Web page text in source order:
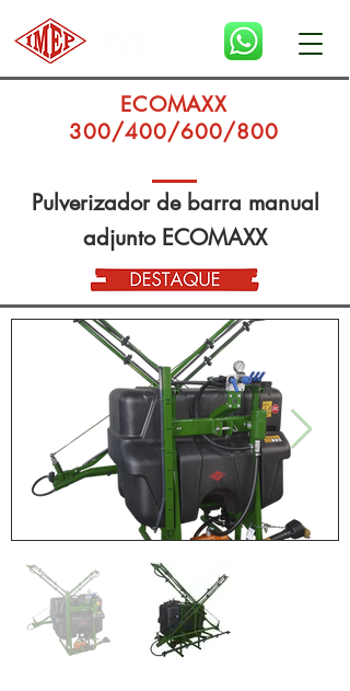
ECOMAXX
300/400/600/800
Pulverizador de barra manual
adjunto ECOMAXX